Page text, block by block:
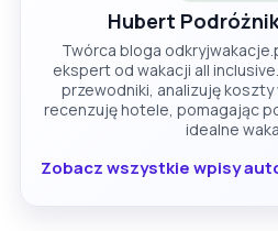
Hubert
Twórca bloga
ekspert od wakacji all
przewodniki, analizuję
recenzuję hotele, pomagając
idealne
Zobacz wszystkie wpisy